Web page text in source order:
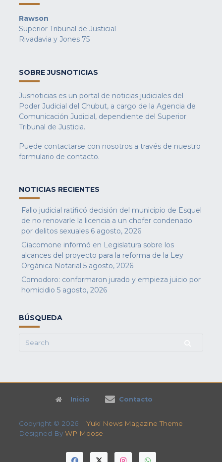
Rawson
Superior Tribunal de Justicial
Rivadavia y Jones 75
SOBRE JUSNOTICIAS
Jusnoticias es un portal de noticias judiciales del
Poder Judicial del Chubut, a cargo de la Agencia de
Comunicación Judicial, dependiente del Superior
Tribunal de Justicia.
Puede contactarse con nosotros a través de nuestro
formulario de contacto.
NOTICIAS RECIENTES
Fallo judicial ratificó decisión del municipio de Esquel
de no renovarle la licencia a un chofer condenado
por delitos sexuales 6 agosto, 2026
Giacomone informó en Legislatura sobre los
alcances del proyecto para la reforma de la Ley
Orgánica Notarial 5 agosto, 2026
Comodoro: conformaron jurado y empieza juicio por
homicidio 5 agosto, 2026
BÚSQUEDA
Search
Inicio Contacto
Copyright © 2026 Yuki News Magazine Theme
Designed By WP Moose